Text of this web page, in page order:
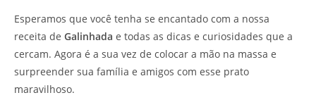
Esperamos que você tenha se encantado com a nossa
receita de Galinhada e todas as dicas e curiosidades que a
cercam. Agora é a sua vez de colocar a mão na massa e
surpreender sua família e amigos com esse prato
maravilhoso.